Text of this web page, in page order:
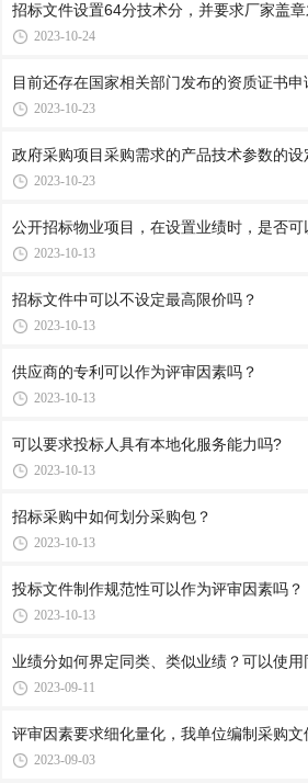
招标文件设置64分技术分，并要求厂家盖
2023-10-24
目前还存在国家相关部门发布的资质证书
2023-10-23
政府采购项目采购需求的产品技术参数的
2023-10-23
公开招标物业项目，在设置业绩时，是否
2023-10-13
招标文件中可以不设定最高限价吗？
2023-10-13
供应商的专利可以作为评审因素吗？
2023-10-13
可以要求投标人具有本地化服务能力吗?
2023-10-13
招标采购中如何划分采购包？
2023-10-13
投标文件制作规范性可以作为评审因素吗？
2023-10-13
业绩分如何界定同类、类似业绩？可以使
2023-09-11
评审因素要求细化量化，我单位编制采购文
2023-09-03